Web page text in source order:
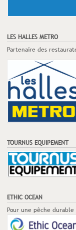
LES HALLES METRO
Partenaire des
TOURNUS EQUIPEMENT
ETHIC OCEAN
Pour une pêche durable